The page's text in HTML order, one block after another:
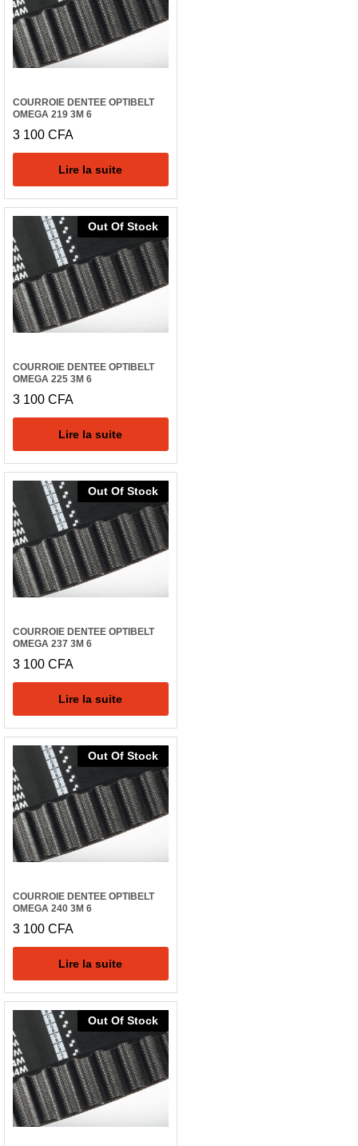
COURROIE DENTEE OPTIBELT
OMEGA 219 3M 6
3 100 CFA
Lire la suite
Out Of Stock
COURROIE DENTEE OPTIBELT
OMEGA 225 3M 6
3 100 CFA
Lire la suite
Out Of Stock
COURROIE DENTEE OPTIBELT
OMEGA 237 3M 6
3 100 CFA
Lire la suite
Out Of Stock
COURROIE DENTEE OPTIBELT
OMEGA 240 3M 6
3 100 CFA
Lire la suite
Out Of Stock